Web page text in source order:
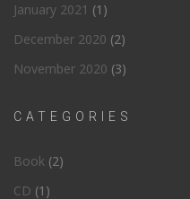
January 2021 (1)
December 2020 (2)
November 2020 (3)
CATEGORIES
Book (2)
CD (1)